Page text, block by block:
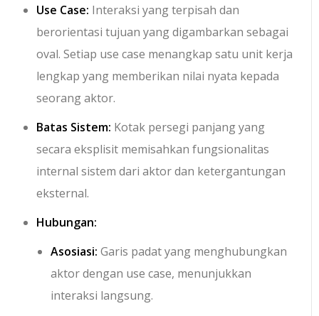
Use Case: Interaksi yang terpisah dan
berorientasi tujuan yang digambarkan sebagai
oval. Setiap use case menangkap satu unit kerja
lengkap yang memberikan nilai nyata kepada
seorang aktor.
Batas Sistem: Kotak persegi panjang yang
secara eksplisit memisahkan fungsionalitas
internal sistem dari aktor dan ketergantungan
eksternal.
Hubungan:
Asosiasi: Garis padat yang menghubungkan
aktor dengan use case, menunjukkan
interaksi langsung.